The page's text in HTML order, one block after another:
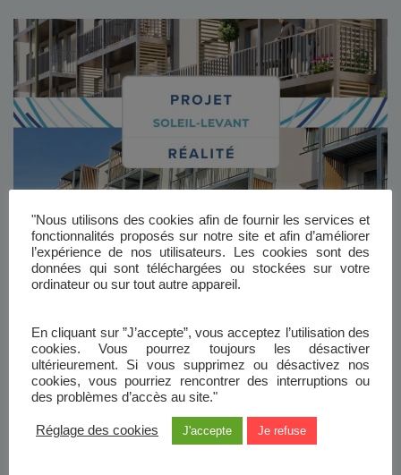
Point d’avancement du Quartier Soleil
Levant
avec la pose des garde-corps et des séparatifs sur 3
bâtiments. Attention : l’accès aux balcons reste interdit.
L’entreprise interviendra directement dans les logements
concernés pour autoriser l’accès dès que ces travaux
Lire la suite
"Nous utilisons des cookies afin de fournir les services et
fonctionnalités proposés sur notre site et afin d’améliorer
l’expérience de nos utilisateurs. Les cookies sont des
données qui sont téléchargées ou stockées sur votre
ordinateur ou sur tout autre appareil.
En cliquant sur ”J’accepte”, vous acceptez l’utilisation des
cookies. Vous pourrez toujours les désactiver
ultérieurement. Si vous supprimez ou désactivez nos
cookies, vous pourriez rencontrer des interruptions ou
des problèmes d’accès au site."
Réglage des cookies J'accepte Je refuse